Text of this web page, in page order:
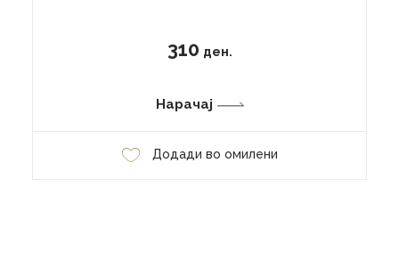
310 ден.
Нарачај
Додади во омилени